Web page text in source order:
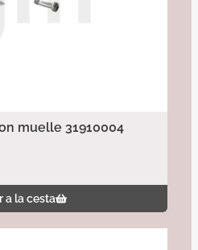
muelle 31910004
a la cesta